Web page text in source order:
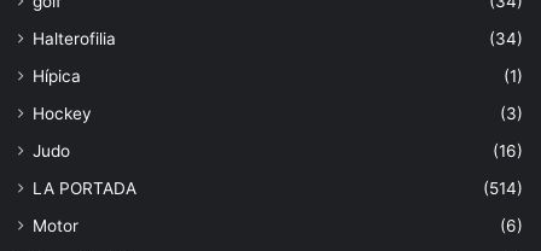
Halterofilia
(34)
Hípica
(1)
Hockey
(3)
Judo
(16)
LA PORTADA
(514)
Motor
(6)